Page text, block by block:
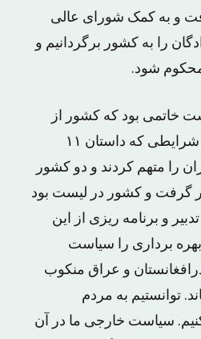
و به کمک شورای عالی
را به کشور برگردانیم و
شود.
خاتمی بود که کشور از
بحران نجات یافت و در شرایطی که داستان ۱۱
را متهم کردند و دو کشور
گرفت و کشور در لیست بود
و برنامه ریزی از این
برداری را سیاست
و عراق منکوب
توانستیم به مردم
سیاست خارجی ما در آن